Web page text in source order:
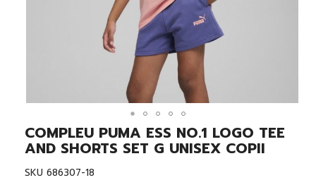
Skip
to
the
beginning
of
COMPLEU PUMA ESS NO.1 LOGO TEE
AND SHORTS SET G UNISEX COPII
SKU 686307-18